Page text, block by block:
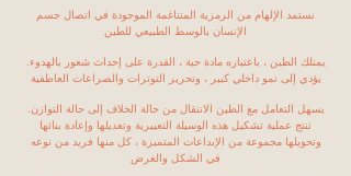
نستمد الإلهام من الرمزية المتناغمة الموجودة في اتصال جسم
الإنسان بالوسط الطبيعي للطين
يمتلك الطين ، باعتباره مادة حية ، القدرة على إحداث شعور بالهدوء.
يؤدي إلى نمو داخلي كبير ، وتحرير التوترات والصراعات العاطفية
يسهل التعامل مع الطين الانتقال من حالة الخلاف إلى حالة التوازن.
تنتج عملية تشكيل هذه الوسيلة التعبيرية وتعديلها وإعادة بنائها
وتحويلها مجموعة من الإبداعات المتميزة ، كل منها فريد من نوعه
في الشكل والغرض